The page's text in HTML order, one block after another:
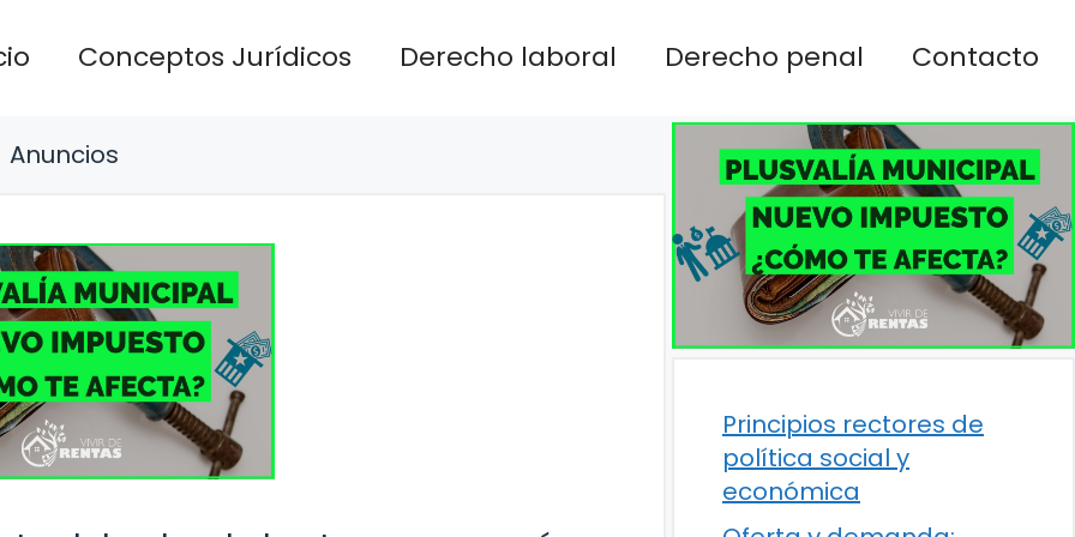
Conceptos Jurídicos Derecho laboral Derecho penal Contacto
Anuncios
Principios rectores de
política social y
económica